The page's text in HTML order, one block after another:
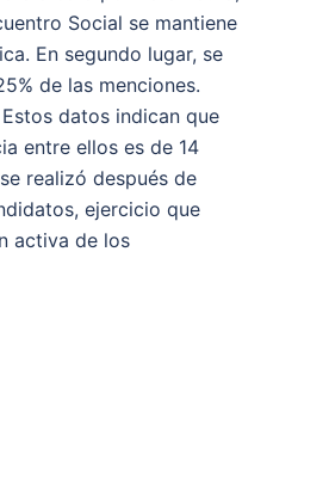
Social se mantiene
En segundo lugar, se
de las menciones.
datos indican que
entre ellos es de 14
realizó después de
ejercicio que
activa de los